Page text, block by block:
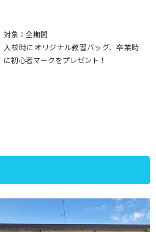
対象：全期間
入校時にオリジナル教習バッグ、卒業時
に初心者マークをプレゼント！